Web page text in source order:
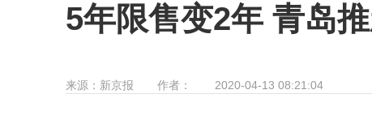
5年限售变2年 青岛
来源： 新京报 作者： 2020-04-13 08:21:04